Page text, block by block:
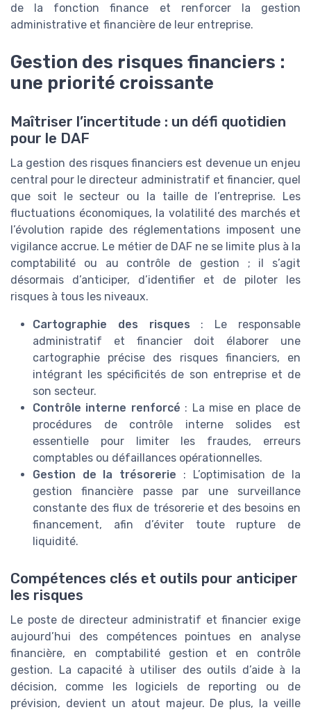
de la fonction finance et renforcer la gestion
administrative et financière de leur entreprise.
Gestion des risques financiers :
une priorité croissante
Maîtriser l’incertitude : un défi quotidien
pour le DAF
La gestion des risques financiers est devenue un enjeu
central pour le directeur administratif et financier, quel
que soit le secteur ou la taille de l’entreprise. Les
fluctuations économiques, la volatilité des marchés et
l’évolution rapide des réglementations imposent une
vigilance accrue. Le métier de DAF ne se limite plus à la
comptabilité ou au contrôle de gestion ; il s’agit
désormais d’anticiper, d’identifier et de piloter les
risques à tous les niveaux.
Cartographie des risques : Le responsable
administratif et financier doit élaborer une
cartographie précise des risques financiers, en
intégrant les spécificités de son entreprise et de
son secteur.
Contrôle interne renforcé : La mise en place de
procédures de contrôle interne solides est
essentielle pour limiter les fraudes, erreurs
comptables ou défaillances opérationnelles.
Gestion de la trésorerie : L’optimisation de la
gestion financière passe par une surveillance
constante des flux de trésorerie et des besoins en
financement, afin d’éviter toute rupture de
liquidité.
Compétences clés et outils pour anticiper
les risques
Le poste de directeur administratif et financier exige
aujourd’hui des compétences pointues en analyse
financière, en comptabilité gestion et en contrôle
gestion. La capacité à utiliser des outils d’aide à la
décision, comme les logiciels de reporting ou de
prévision, devient un atout majeur. De plus, la veille